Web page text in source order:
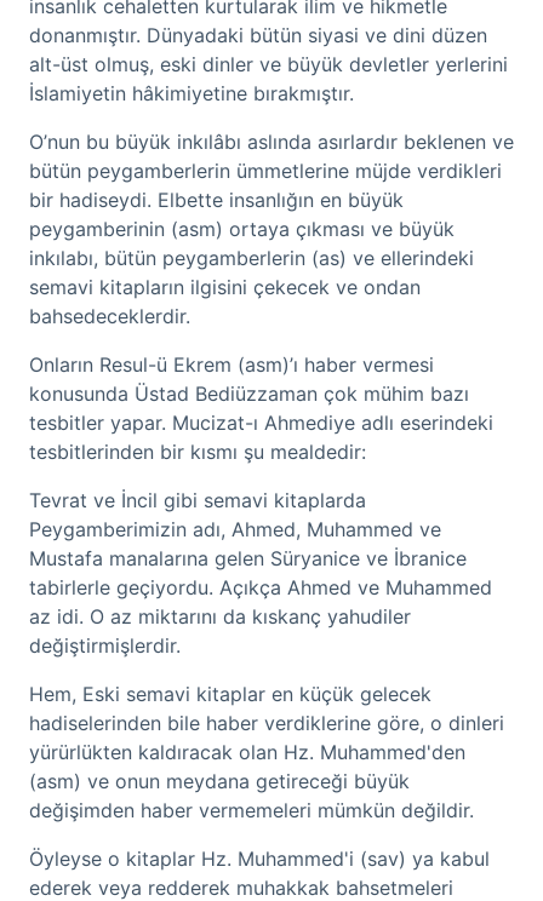
insanlık cehaletten kurtularak ilim ve hikmetle
donanmıştır. Dünyadaki bütün siyasi ve dini düzen
alt-üst olmuş, eski dinler ve büyük devletler yerlerini
İslamiyetin hâkimiyetine bırakmıştır.
O’nun bu büyük inkılâbı aslında asırlardır beklenen ve
bütün peygamberlerin ümmetlerine müjde verdikleri
bir hadiseydi. Elbette insanlığın en büyük
peygamberinin (asm) ortaya çıkması ve büyük
inkılabı, bütün peygamberlerin (as) ve ellerindeki
semavi kitapların ilgisini çekecek ve ondan
bahsedeceklerdir.
Onların Resul-ü Ekrem (asm)’ı haber vermesi
konusunda Üstad Bediüzzaman çok mühim bazı
tesbitler yapar. Mucizat-ı Ahmediye adlı eserindeki
tesbitlerinden bir kısmı şu mealdedir:
Tevrat ve İncil gibi semavi kitaplarda
Peygamberimizin adı, Ahmed, Muhammed ve
Mustafa manalarına gelen Süryanice ve İbranice
tabirlerle geçiyordu. Açıkça Ahmed ve Muhammed
az idi. O az miktarını da kıskanç yahudiler
değiştirmişlerdir.
Hem, Eski semavi kitaplar en küçük gelecek
hadiselerinden bile haber verdiklerine göre, o dinleri
yürürlükten kaldıracak olan Hz. Muhammed'den
(asm) ve onun meydana getireceği büyük
değişimden haber vermemeleri mümkün değildir.
Öyleyse o kitaplar Hz. Muhammed'i (sav) ya kabul
ederek veya redderek muhakkak bahsetmeleri